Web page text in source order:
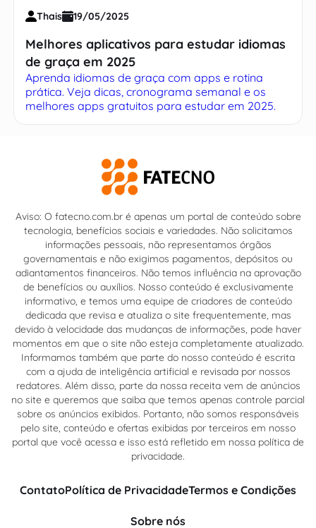
Thais 19/05/2025
Melhores aplicativos para estudar idiomas
de graça em 2025
Aprenda idiomas de graça com apps e rotina
prática. Veja dicas, cronograma semanal e os
melhores apps gratuitos para estudar em 2025.
Aviso: O fatecno.com.br é apenas um portal de conteúdo sobre
tecnologia, benefícios sociais e variedades. Não solicitamos
informações pessoais, não representamos órgãos
governamentais e não exigimos pagamentos, depósitos ou
adiantamentos financeiros. Não temos influência na aprovação
de benefícios ou auxílios. Nosso conteúdo é exclusivamente
informativo, e temos uma equipe de criadores de conteúdo
dedicada que revisa e atualiza o site frequentemente, mas
devido à velocidade das mudanças de informações, pode haver
momentos em que o site não esteja completamente atualizado.
Informamos também que parte do nosso conteúdo é escrita
com a ajuda de inteligência artificial e revisada por nossos
redatores. Além disso, parte da nossa receita vem de anúncios
no site e queremos que saiba que temos apenas controle parcial
sobre os anúncios exibidos. Portanto, não somos responsáveis
pelo site, conteúdo e ofertas exibidas por terceiros em nosso
portal que você acessa e isso está refletido em nossa política de
privacidade.
ContatoPolítica de PrivacidadeTermos e Condições
Sobre nós